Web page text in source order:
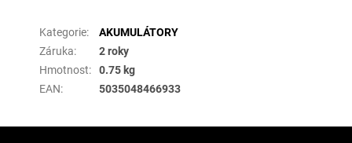
Kategorie:
AKUMULÁTORY
Záruka:
2 roky
Hmotnost:
0.75 kg
EAN: 5035048466933